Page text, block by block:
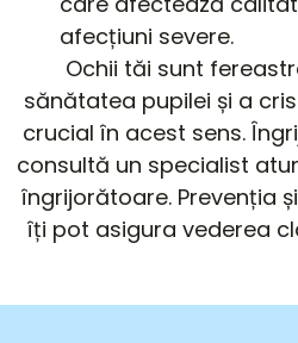
afecțiuni severe.
Ochii tăi sunt
sănătatea pupilei și a
crucial în acest sens.
consultă un specialist
îngrijorătoare. Prevenția
îți pot asigura vederea